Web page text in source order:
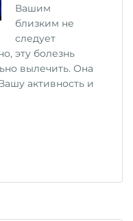
Вашим
близким не
следует
эту болезнь
вылечить. Она
активность и